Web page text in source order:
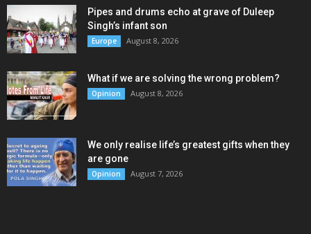
Pipes and drums echo at grave of Duleep
Singh’s infant son
Europe August 8, 2026
What if we are solving the wrong problem?
Opinion August 8, 2026
We only realise life’s greatest gifts when they
are gone
Opinion August 7, 2026